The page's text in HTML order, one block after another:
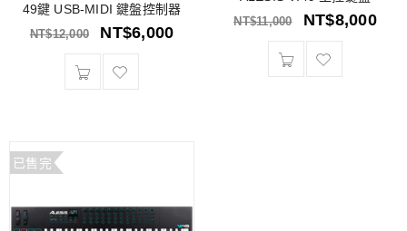
49鍵 USB-MIDI 鍵盤控制器
NT$12,000 NT$6,000
NT$11,000 NT$8,000
已售完